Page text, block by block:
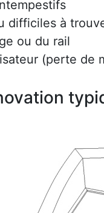
difficiles à
ou du rail
(perte de